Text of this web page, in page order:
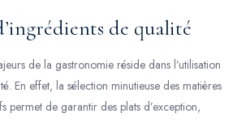
de qualité
de la gastronomie réside dans l’utilisation
En effet, la sélection minutieuse des matières
permet de garantir des plats d’exception,